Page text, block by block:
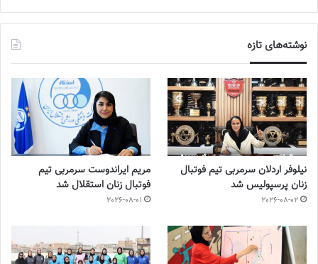
نوشته‌های تازه
نیلوفر اردلان سرمربی تیم فوتبال
زنان پرسپولیس شد
2026-08-02
مریم ایراندوست سرمربی تیم
فوتبال زنان استقلال شد
2026-08-01